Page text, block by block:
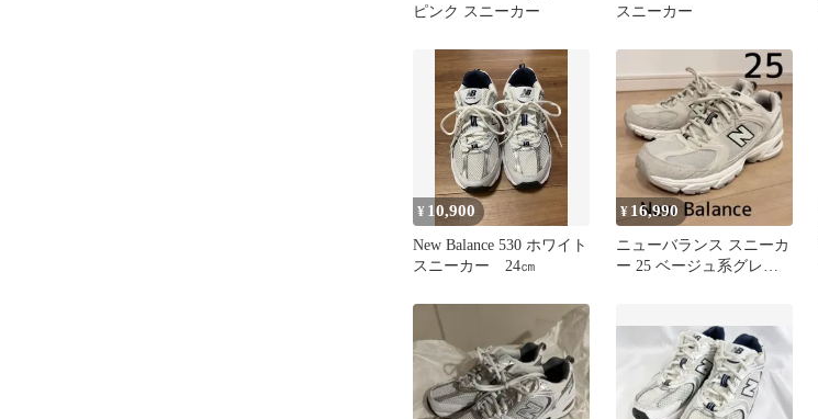
ピンク スニーカー
スニーカー
¥ 10,900
New Balance 530 ホワイト
スニーカー 24㎝
¥ 16,990
ニューバランス スニーカ
ー 25 ベージュ系グレー